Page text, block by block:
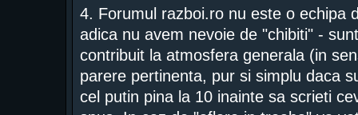
4. Forumul razboi.ro nu este o echipa
adica nu avem nevoie de "chibiti" -
contribuit la atmosfera generala (in
parere pertinenta, pur si simplu daca
cel putin pina la 10 inainte sa scrieti